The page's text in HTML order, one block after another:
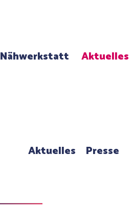
Nähwerkstatt Aktuelles
Aktuelles Presse